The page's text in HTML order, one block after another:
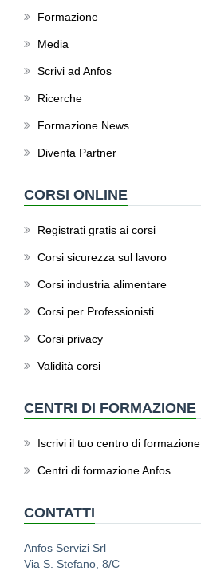
Formazione
Media
Scrivi ad Anfos
Ricerche
Formazione News
Diventa Partner
CORSI ONLINE
Registrati gratis ai corsi
Corsi sicurezza sul lavoro
Corsi industria alimentare
Corsi per Professionisti
Corsi privacy
Validità corsi
CENTRI DI FORMAZIONE
Iscrivi il tuo centro di formazione
Centri di formazione Anfos
CONTATTI
Anfos Servizi Srl
Via S. Stefano, 8/C